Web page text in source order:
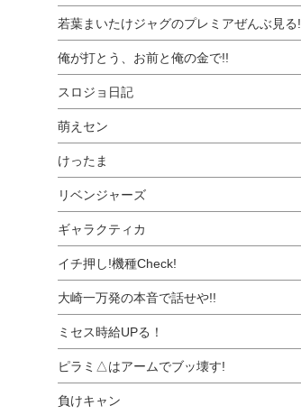
若葉まいたけジャグのプレミアぜんぶ見る!
俺が打とう、お前と俺の金で!!
スロジョ日記
萌えセン
けったま
リベンジャーズ
ギャラクティカ
イチ押し!機種Check!
大崎一万発の本音で話せや!!
ミセス時給UPる！
ピラミ△はアームでブッ壊す!
負けキャン